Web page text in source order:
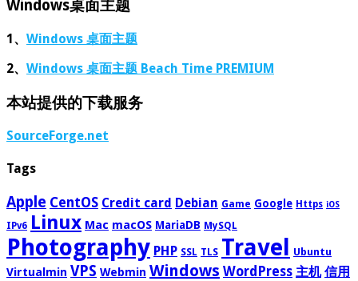
Windows桌面主题
1、 Windows 桌面主题
2、 Windows 桌面主题 Beach Time PREMIUM
本站提供的下载服务
SourceForge.net
Tags
Apple CentOS Credit card Debian Game Google Https iOS
IPv6 Linux Mac macOS MariaDB MySQL
Photography PHP SSL TLS Travel Ubuntu
Virtualmin VPS Webmin Windows WordPress 主机 信用